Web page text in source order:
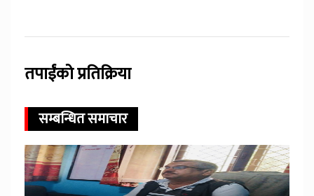
तपाईंको प्रतिक्रिया
सम्बन्धित समाचार